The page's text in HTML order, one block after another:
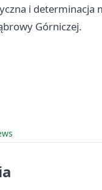
i determinacja
Górniczej.